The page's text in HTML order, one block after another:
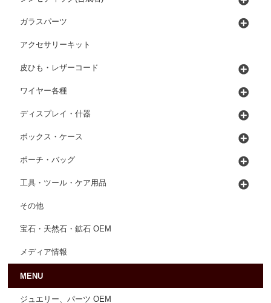
ガラスパーツ
アクセサリーキット
皮ひも・レザーコード
ワイヤー各種
ディスプレイ・什器
ボックス・ケース
ポーチ・バッグ
工具・ツール・ケア用品
その他
宝石・天然石・鉱石 OEM
メディア情報
MENU
ジュエリー、パーツ OEM